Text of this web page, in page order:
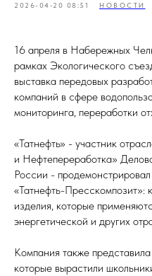
2026-04-20 08:51 НОВОСТИ
16 апреля в Набережных
рамках Экологического
выставка передовых
компаний в сфере
мониторинга, переработки
«Татнефть» - участник
и Нефтепереработка»
России -
«Татнефть-Пресскомпозит»:
изделия, которые
энергетической и других
Компания также
которые вырастили